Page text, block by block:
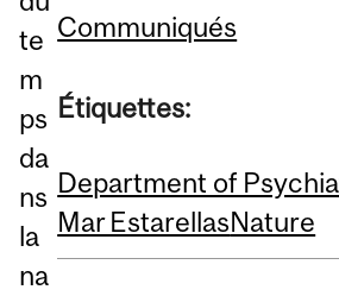
te
m
ps
da
ns
la
na
Communiqués
Étiquettes:
Department of
Mar EstarellasNature